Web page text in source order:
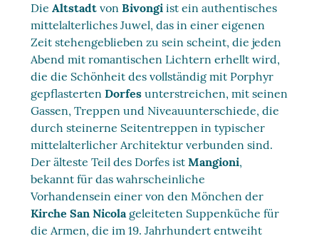
DieAltstadtvonBivongiist ein authentisches
mittelalterliches Juwel, das in einer eigenen
Zeit stehengeblieben zu sein scheint, die jeden
Abend mit romantischen Lichtern erhellt wird,
die die Schönheit des vollständig mit Porphyr
gepflastertenDorfesunterstreichen, mit seinen
Gassen, Treppen und Niveauunterschiede, die
durch steinerne Seitentreppen in typischer
mittelalterlicher Architektur verbunden sind.
Der älteste Teil des Dorfes istMangioni,
bekannt für das wahrscheinliche
Vorhandensein einer von den Mönchen der
Kirche San Nicolageleiteten Suppenküche für
die Armen, die im 19. Jahrhundert entweiht